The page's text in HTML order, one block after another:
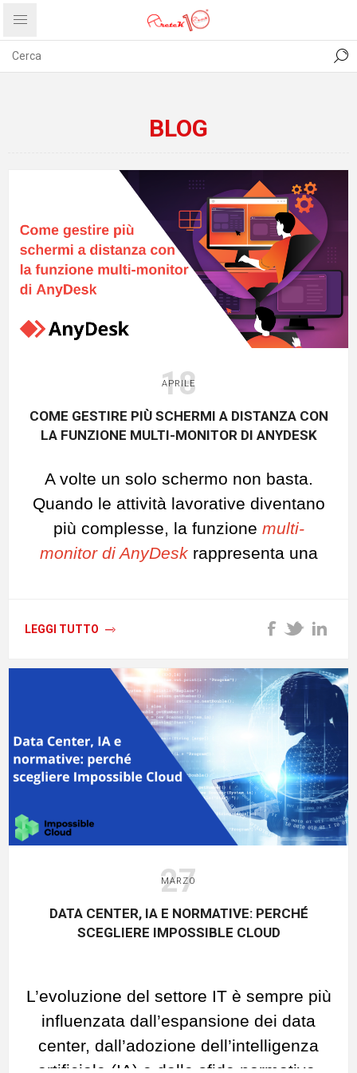
PRIVACY ABOUT US
BLOG
18
APRILE
COME GESTIRE PIÙ SCHERMI A DISTANZA CON
LA FUNZIONE MULTI-MONITOR DI ANYDESK
A volte un solo schermo non basta.
Quando le attività lavorative diventano
più complesse, la funzione multi-
monitor diAnyDesk rappresenta una
controllare più schermi
da un unico
un'esperienza operativa fluida ed
efficace.
Gestione intuitiva di più
display
Nel momento in cui ci si connette a un
dispositivo remoto dotato di due
la visualizzazione in due finestre
separate.
Queste possono essereridimensionate
concentrazione su uno specifico
schermo.
Il passaggio da un monitor all’altro è
LEGGI TUTTO
27
MARZO
DATA CENTER, IA E NORMATIVE: PERCHÉ
SCEGLIERE IMPOSSIBLE CLOUD
L’evoluzione del settore IT è sempre più
influenzata dall’espansione dei data
center, dall’adozione dell’intelligenza